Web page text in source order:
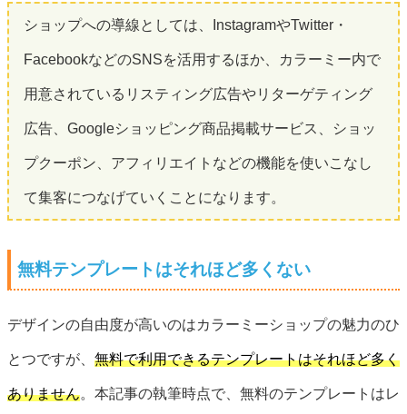
ショップへの導線としては、InstagramやTwitter・
FacebookなどのSNSを活用するほか、カラーミー内で
用意されているリスティング広告やリターゲティング
広告、Googleショッピング商品掲載サービス、ショッ
プクーポン、アフィリエイトなどの機能を使いこなし
て集客につなげていくことになります。
無料テンプレートはそれほど多くない
デザインの自由度が高いのはカラーミーショップの魅力のひ
とつですが、 無料で利用できるテンプレートはそれほど多く
ありません。本記事の執筆時点で、無料のテンプレートはレ